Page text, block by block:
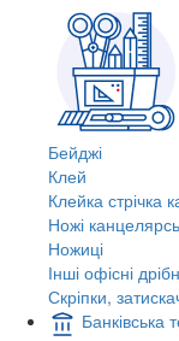
Бейджі
Клей
Клейка стрічка
Ножі
Ножиці
Інші офісні
Скріпки,
Банківська